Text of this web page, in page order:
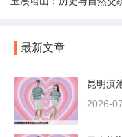
最新文章
昆明滇
2026-